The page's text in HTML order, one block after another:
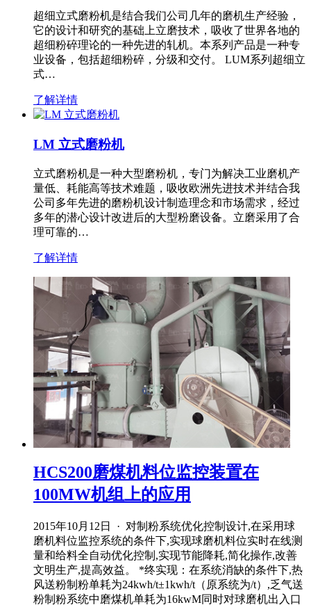
超细立式磨粉机是结合我们公司几年的磨机生产经验，
它的设计和研究的基础上立磨技术，吸收了世界各地的
超细粉碎理论的一种先进的轧机。本系列产品是一种专
业设备，包括超细粉碎，分级和交付。 LUM系列超细立
式…
了解详情
LM 立式磨粉机
立式磨粉机是一种大型磨粉机，专门为解决工业磨机产
量低、耗能高等技术难题，吸收欧洲先进技术并结合我
公司多年先进的磨粉机设计制造理念和市场需求，经过
多年的潜心设计改进后的大型粉磨设备。立磨采用了合
理可靠的…
了解详情
HCS200磨煤机料位监控装置在
100MW机组上的应用
2015年10月12日 · 对制粉系统优化控制设计,在采用球
磨机料位监控系统的条件下,实现球磨机料位实时在线测
量和给料全自动优化控制,实现节能降耗,简化操作,改善
文明生产,提高效益。 *终实现：在系统消缺的条件下,热
风送粉制粉单耗为24kwh/t±1kwh/t（原系统为/t）,乏气送
粉制粉系统中磨煤机单耗为16kwM同时对球磨机出入口